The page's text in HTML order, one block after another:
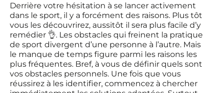
Derrière votre hésitation à se lancer activement
dans le sport, il y a forcément des raisons. Plus tôt
vous les découvrirez, aussitôt il sera plus facile d’y
remédier 👌. Les obstacles qui freinent la pratique
de sport divergent d’une personne à l’autre. Mais
le manque de temps figure parmi les raisons les
plus fréquentes. Bref, à vous de définir quels sont
vos obstacles personnels. Une fois que vous
réussirez à les identifier, commencez à chercher